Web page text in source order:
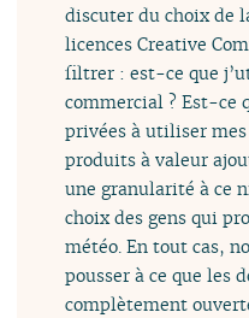
discuter du choix de
licences Creative
filtrer : est-ce que
commercial ? Est-ce
privées à utiliser
produits à valeur
une granularité à ce
choix des gens qui
météo. En tout cas,
pousser à ce que les
complètement